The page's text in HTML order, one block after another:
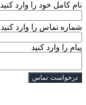
نام کامل خود را وارد کنید
شماره تماس را وارد کنید
پیام را وارد کنید